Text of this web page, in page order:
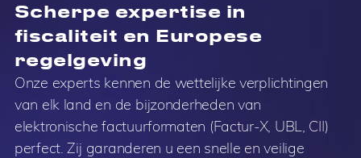
Scherpe expertise in
fiscaliteit en Europese
regelgeving
Onze experts kennen de wettelijke verplichtingen
van elk land en de bijzonderheden van
elektronische factuurformaten (Factur-X, UBL, CII)
perfect. Zij garanderen u een snelle en veilige